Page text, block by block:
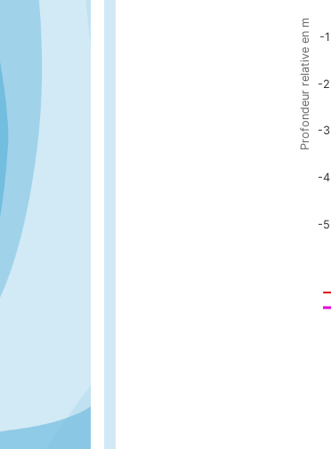
Profondeur relative en m
-5
-4
-3
-2
-1